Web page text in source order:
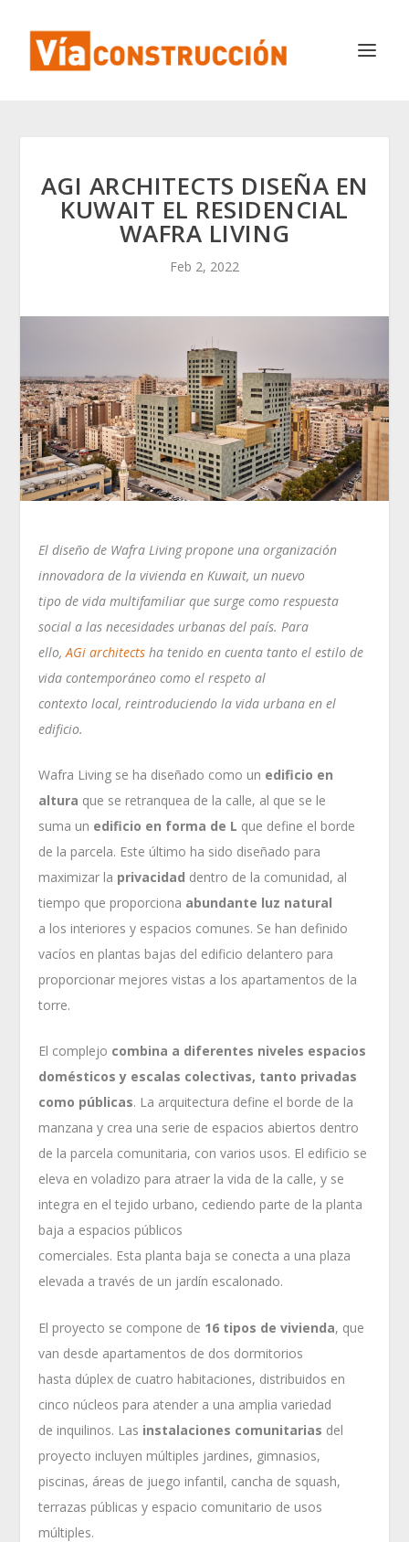
AGI ARCHITECTS DISEÑA EN
KUWAIT EL RESIDENCIAL
WAFRA LIVING
Feb 2, 2022
El diseño de Wafra Living propone una organización
innovadora de la vivienda en Kuwait, un nuevo
tipo de vida multifamiliar que surge como respuesta
social a las necesidades urbanas del país. Para
ello,AGi architects ha tenido en cuenta tanto el estilo de
vida contemporáneo como el respeto al
contexto local, reintroduciendo la vida urbana en el
edificio.
Wafra Living se ha diseñado como un edificio en
altura que se retranquea de la calle, al que se le
suma un edificio en forma de L que define el borde
de la parcela. Este último ha sido diseñado para
maximizar la privacidad dentro de la comunidad, al
tiempo que proporciona abundante luz natural
a los interiores y espacios comunes. Se han definido
vacíos en plantas bajas del edificio delantero para
proporcionar mejores vistas a los apartamentos de la
torre.
El complejo combina a diferentes niveles espacios
domésticos y escalas colectivas, tanto privadas
como públicas. La arquitectura define el borde de la
manzana y crea una serie de espacios abiertos dentro
de la parcela comunitaria, con varios usos. El edificio se
eleva en voladizo para atraer la vida de la calle, y se
integra en el tejido urbano, cediendo parte de la planta
baja a espacios públicos
comerciales. Esta planta baja se conecta a una plaza
elevada a través de un jardín escalonado.
El proyecto se compone de 16 tipos de vivienda, que
van desde apartamentos de dos dormitorios
hasta dúplex de cuatro habitaciones, distribuidos en
cinco núcleos para atender a una amplia variedad
de inquilinos. Las instalaciones comunitarias del
proyecto incluyen múltiples jardines, gimnasios,
piscinas, áreas de juego infantil, cancha de squash,
terrazas públicas y espacio comunitario de usos
múltiples.